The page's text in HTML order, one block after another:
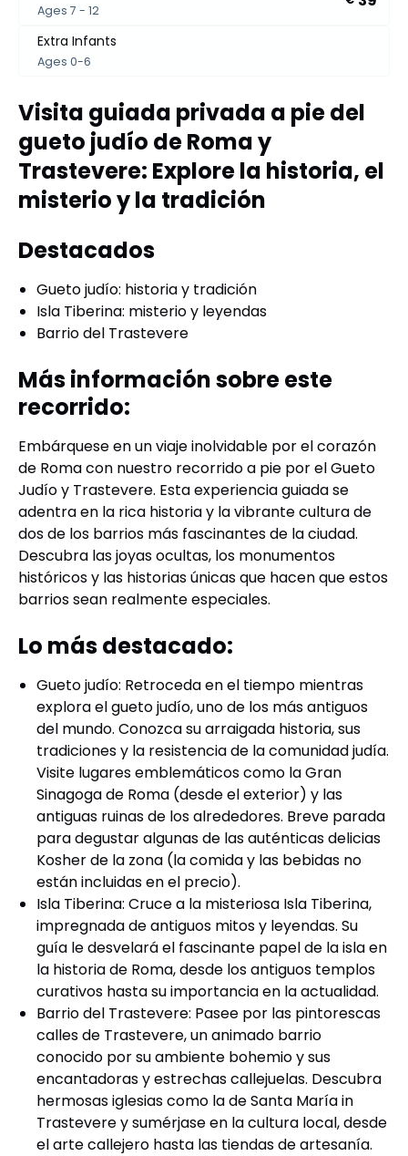
Ages 7 - 12
Extra Infants
Ages 0-6
Visita guiada privada a pie del
gueto judío de Roma y
Trastevere: Explore la historia, el
misterio y la tradición
Destacados
Gueto judío: historia y tradición
Isla Tiberina: misterio y leyendas
Barrio del Trastevere
Más información sobre este
recorrido:
Embárquese en un viaje inolvidable por el corazón
de Roma con nuestro recorrido a pie por el Gueto
Judío y Trastevere. Esta experiencia guiada se
adentra en la rica historia y la vibrante cultura de
dos de los barrios más fascinantes de la ciudad.
Descubra las joyas ocultas, los monumentos
históricos y las historias únicas que hacen que estos
barrios sean realmente especiales.
Lo más destacado:
Gueto judío: Retroceda en el tiempo mientras
explora el gueto judío, uno de los más antiguos
del mundo. Conozca su arraigada historia, sus
tradiciones y la resistencia de la comunidad judía.
Visite lugares emblemáticos como la Gran
Sinagoga de Roma (desde el exterior) y las
antiguas ruinas de los alrededores. Breve parada
para degustar algunas de las auténticas delicias
Kosher de la zona (la comida y las bebidas no
están incluidas en el precio).
Isla Tiberina: Cruce a la misteriosa Isla Tiberina,
impregnada de antiguos mitos y leyendas. Su
guía le desvelará el fascinante papel de la isla en
la historia de Roma, desde los antiguos templos
curativos hasta su importancia en la actualidad.
Barrio del Trastevere: Pasee por las pintorescas
calles de Trastevere, un animado barrio
conocido por su ambiente bohemio y sus
encantadoras y estrechas callejuelas. Descubra
hermosas iglesias como la de Santa María in
Trastevere y sumérjase en la cultura local, desde
el arte callejero hasta las tiendas de artesanía.